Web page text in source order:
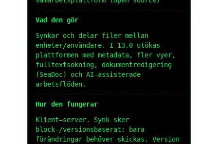
Vad den gör
Synkar och delar filer mellan
enheter/användare. I 13.0 utökas
plattformen med metadata, fler vyer,
fulltextsökning, dokumentredigering
(SeaDoc) och AI-assisterade
arbetsflöden.
Hur den fungerar
Klient–server. Synk sker
block-/versionsbaserat: bara
förändringar behöver skickas. Version